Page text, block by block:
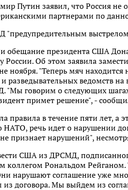
Путин заявил, что Россия
партнерами по
"предупредительным
обещание президента США
Об этом заявила
ноября. "Теперь мяч
разведывательных ведомств
говорим о следующих
примет решение", -
в течение пяти лет, а
речь идет о нарушении
признает нарушений",
США из ДРСМД,
Рональдом Рейганом.
нарушают соглашение уже
договора. Мы выйдем из